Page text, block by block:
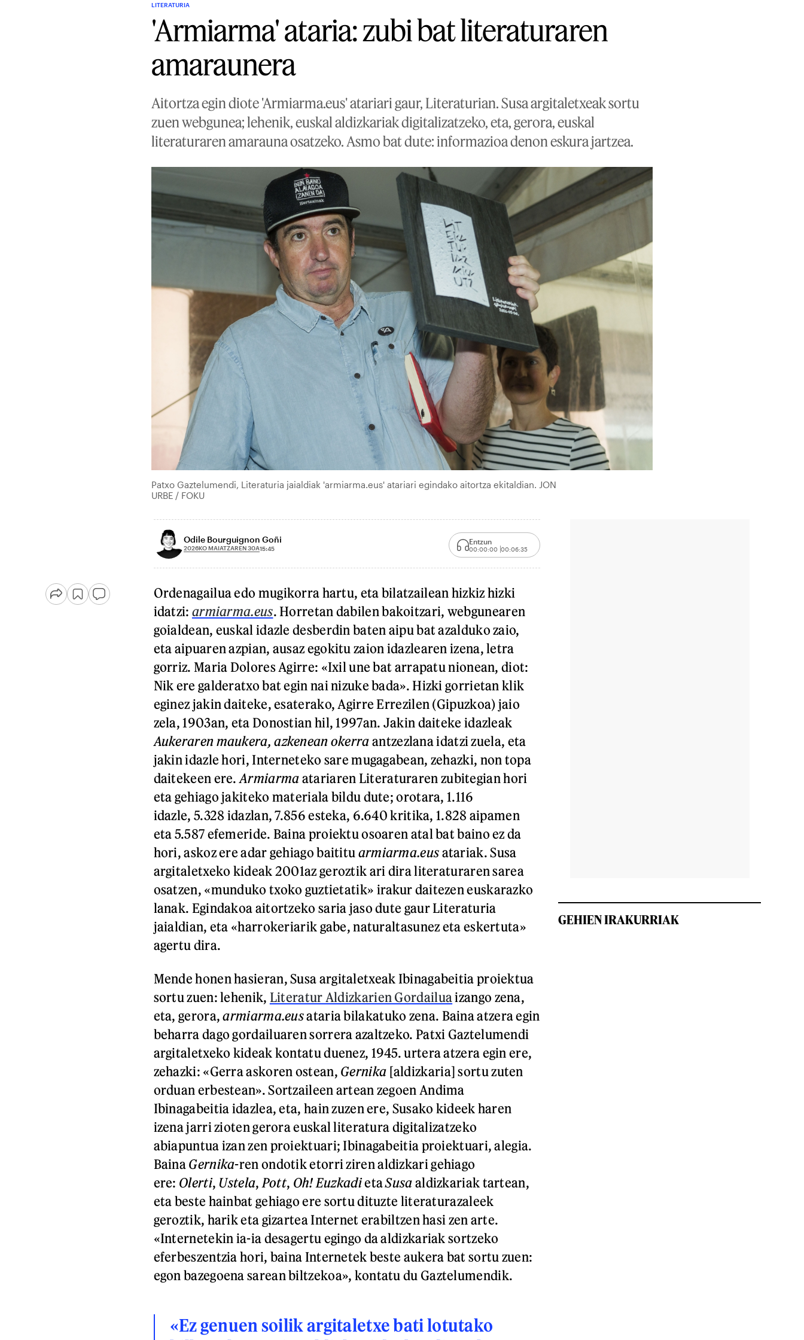
LITERATURIA
'Armiarma' ataria: zubi bat literaturaren
amaraunera
Aitortza egin diote 'Armiarma.eus' atariari gaur, Literaturian. Susa argitaletxeak sortu
zuen webgunea; lehenik, euskal aldizkariak digitalizatzeko, eta, gerora, euskal
literaturaren amarauna osatzeko. Asmo bat dute: informazioa denon eskura jartzea.
Patxo Gaztelumendi, Literaturia jaialdiak 'armiarma.eus' atariari egindako aitortza ekitaldian. JON
URBE / FOKU
Odile Bourguignon Goñi
2026KO MAIATZAREN 30A15:45
Entzun
00:00:00 00:06:35
Ordenagailua edo mugikorra hartu, eta bilatzailean hizkiz hizki
idatzi: armiarma.eus. Horretan dabilen bakoitzari, webgunearen
goialdean, euskal idazle desberdin baten aipu bat azalduko zaio,
eta aipuaren azpian, ausaz egokitu zaion idazlearen izena, letra
gorriz. Maria Dolores Agirre: «Ixil une bat arrapatu nionean, diot:
Nik ere galderatxo bat egin nai nizuke bada». Hizki gorrietan klik
eginez jakin daiteke, esaterako, Agirre Errezilen (Gipuzkoa) jaio
zela, 1903an, eta Donostian hil, 1997an. Jakin daiteke idazleak
Aukeraren maukera, azkenean okerra antzezlana idatzi zuela, eta
jakin idazle hori, Interneteko sare mugagabean, zehazki, non topa
daitekeen ere. Armiarma atariaren Literaturaren zubitegian hori
eta gehiago jakiteko materiala bildu dute; orotara, 1.116
idazle, 5.328 idazlan, 7.856 esteka, 6.640 kritika, 1.828 aipamen
eta 5.587 efemeride. Baina proiektu osoaren atal bat baino ez da
hori, askoz ere adar gehiago baititu armiarma.eus atariak. Susa
argitaletxeko kideak 2001az geroztik ari dira literaturaren sarea
osatzen, «munduko txoko guztietatik» irakur daitezen euskarazko
lanak. Egindakoa aitortzeko saria jaso dute gaur Literaturia
jaialdian, eta «harrokeriarik gabe, naturaltasunez eta eskertuta»
agertu dira.
Mende honen hasieran, Susa argitaletxeak Ibinagabeitia proiektua
sortu zuen: lehenik, Literatur Aldizkarien Gordailua izango zena,
eta, gerora,armiarma.eusataria bilakatuko zena. Baina atzera egin
beharra dago gordailuaren sorrera azaltzeko. Patxi Gaztelumendi
argitaletxeko kideak kontatu duenez, 1945. urtera atzera egin ere,
zehazki: «Gerra askoren ostean, Gernika [aldizkaria] sortu zuten
orduan erbestean». Sortzaileen artean zegoen Andima
Ibinagabeitia idazlea, eta, hain zuzen ere, Susako kideek haren
izena jarri zioten gerora euskal literatura digitalizatzeko
abiapuntua izan zen proiektuari; Ibinagabeitia proiektuari, alegia.
Baina Gernika-ren ondotik etorri ziren aldizkari gehiago
ere: Olerti, Ustela, Pott, Oh! EuzkadietaSusa aldizkariak tartean,
eta beste hainbat gehiago ere sortu dituzte literaturazaleek
geroztik, harik eta gizartea Internet erabiltzen hasi zen arte.
«Internetekin ia-ia desagertu egingo da aldizkariak sortzeko
eferbeszentzia hori, baina Internetek beste aukera bat sortu zuen:
egon bazegoena sarean biltzekoa», kontatu du Gaztelumendik.
«Ez genuen soilik argitaletxe bati lotutako
GEHIEN IRAKURRIAK